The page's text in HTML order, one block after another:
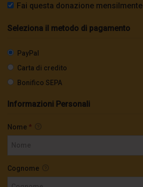
Fai questa donazione mensilmente
Seleziona il metodo di pagamento
PayPal
Carta di credito
Bonifico SEPA
Informazioni Personali
Nome *
Cognome